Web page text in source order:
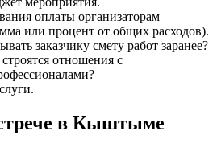
оплаты организаторам
или процент от общих расходов).
заказчику смету работ заранее?
отношения с
в Кыштыме